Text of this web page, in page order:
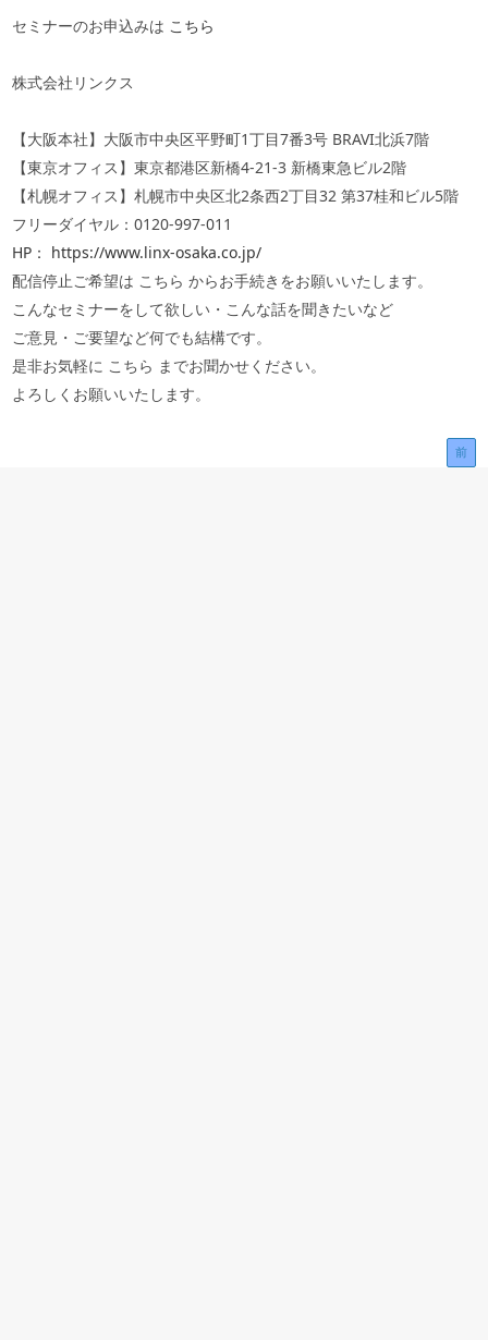
セミナーのお申込みは こちら
株式会社リンクス
【大阪本社】大阪市中央区平野町1丁目7番3号 BRAVI北浜7階
【東京オフィス】東京都港区新橋4-21-3 新橋東急ビル2階
【札幌オフィス】札幌市中央区北2条西2丁目32 第37桂和ビル5階
フリーダイヤル：0120-997-011
HP： https://www.linx-osaka.co.jp/
配信停止ご希望は こちら からお手続きをお願いいたします。
こんなセミナーをして欲しい・こんな話を聞きたいなど
ご意見・ご要望など何でも結構です。
是非お気軽に こちら までお聞かせください。
よろしくお願いいたします。
前